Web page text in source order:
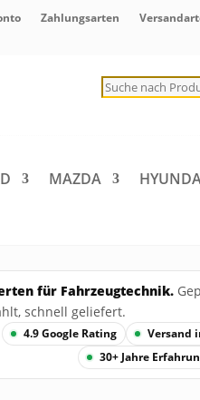
Zahlungsarten
Products
search
MAZDA
für Fahrzeugtechnik.
schnell geliefert.
4.9 Google Rating Versand
30+ Jahre